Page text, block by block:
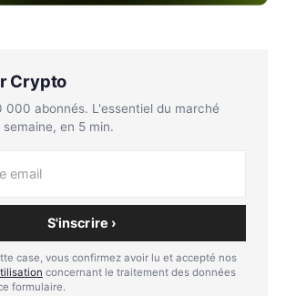
Crypto
000 abonnés. L'essentiel du marché
en 5 min.
S'inscrire ›
case, vous confirmez avoir lu et accepté nos
concernant le traitement des données
formulaire.